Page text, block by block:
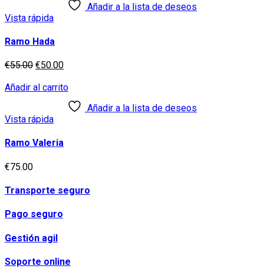
página
hastaAñadir a la lista de deseos
Vista rápida
Ramo Hada
€55.00 El
original
€50.00El
actual
es:
€50.00.
Añadir al carrito
Añadir a la lista de deseos
Vista rápida
Ramo Valeria
€75.00
Transporte seguro
Pago seguro
Gestión agil
Soporte online